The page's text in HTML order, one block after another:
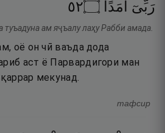
رَبِّىٓ
أَمَدًا ۝٢٥
ам яҷъалу лаҳу Рабби амада.
оё он чӣ ваъда дода
аст ё Парвардигори ман
мекунад.
тафсир